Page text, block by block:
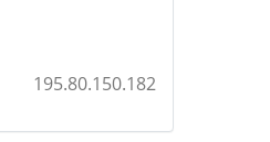
195.80.150.182